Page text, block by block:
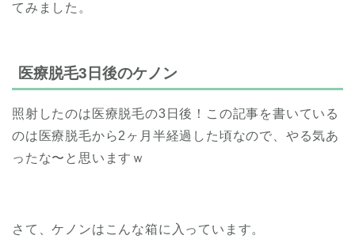
てみました。
医療脱毛3日後のケノン
照射したのは医療脱毛の3日後！この記事を書いている
のは医療脱毛から2ヶ月半経過した頃なので、やる気あ
ったな〜と思いますｗ
さて、ケノンはこんな箱に入っています。